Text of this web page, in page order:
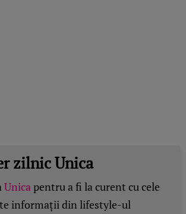
zilnic Unica
Unicapentru a fi la curent cu cele
informații din lifestyle-ul